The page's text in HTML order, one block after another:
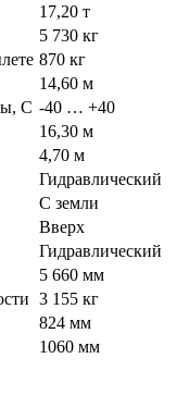
17,20 т
5 730 кг
870 кг
14,60 м
С -40 … +40
16,30 м
4,70 м
Гидравлический
С земли
Вверх
Гидравлический
5 660 мм
3 155 кг
824 мм
1060 мм